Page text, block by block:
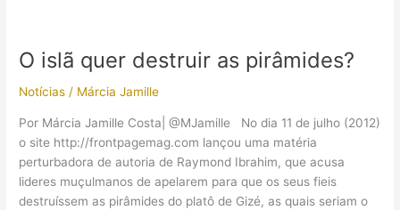
O islã quer destruir as pirâmides?
Notícias / Márcia Jamille
Por Márcia Jamille Costa| @MJamille No dia 11 de julho (2012)
o site http://frontpagemag.com lançou uma matéria
perturbadora de autoria de Raymond Ibrahim, que acusa
lideres muçulmanos de apelarem para que os seus fieis
destruíssem as pirâmides do platô de Gizé, as quais seriam o